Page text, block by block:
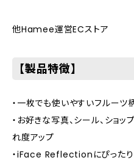
他Hamee運営ECストア
【製品特徴】
・一枚でも使いやすいフルーツ
・お好きな写真、シール、ショ
れ度アップ
・iFace Reflectionにぴったり